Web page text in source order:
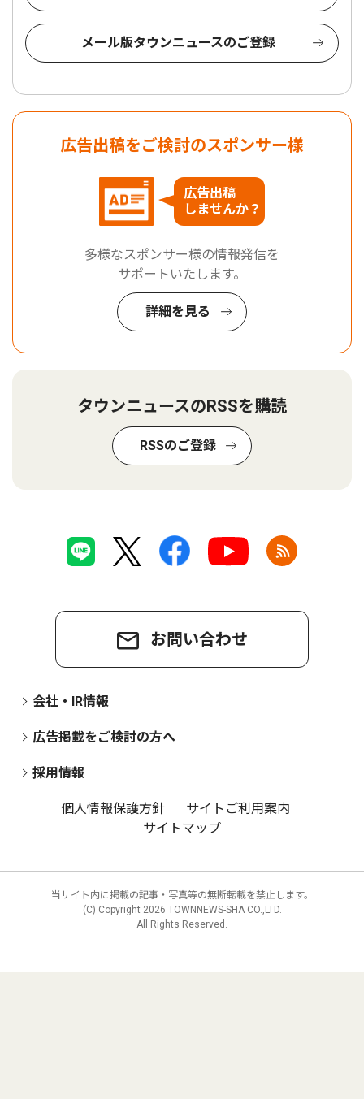
メール版タウンニュースのご登録
広告出稿をご検討のスポンサー様
広告出稿
しませんか？
多様なスポンサー様の情報発信を
サポートいたします。
詳細を見る
タウンニュースのRSSを購読
RSSのご登録
お問い合わせ
会社・IR情報
広告掲載をご検討の方へ
採用情報
個人情報保護方針
サイトご利用案内
サイトマップ
当サイト内に掲載の記事・写真等の無断転載を禁止します。
(C) Copyright 2026 TOWNNEWS-SHA CO.,LTD.
All Rights Reserved.